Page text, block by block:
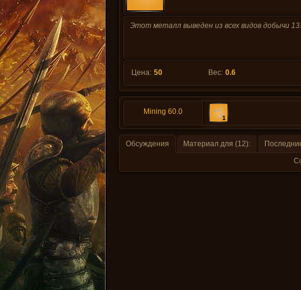
Этот металл выведен из всех видов добычи
Цена: 50 Вес: 0.6
Mining 60.0
1
Обсуждения Материал для (12):